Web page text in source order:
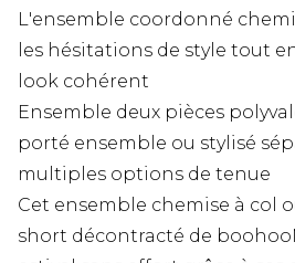
L'ensemble coordonné
les hésitations de style tout
look cohérent
Ensemble deux pièces
porté ensemble ou stylisé
multiples options de tenue
Cet ensemble chemise à col
short décontracté de